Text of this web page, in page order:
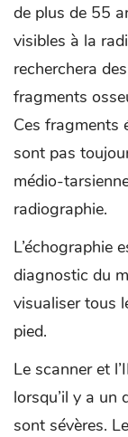
de plus de 55
visibles à la
recherchera
fragments
Ces fragments
sont pas
médio-
radiographie.
L’échographie
diagnostic du
visualiser tous
pied.
Le scanner et
lorsqu’il y a un
sont sévères.